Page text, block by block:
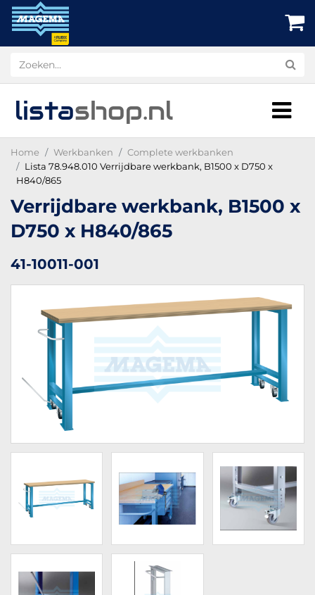
listashop.nl
Home Werkbanken
Complete werkbanken
Lista 78.948.010 Verrijdbare werkbank, B1500 x D750 x
H840/865
Verrijdbare werkbank, B1500 x
D750 x H840/865
41-10011-001